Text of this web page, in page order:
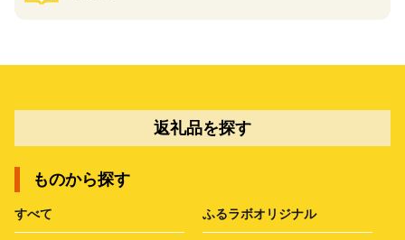
返礼品を探す
ものから探す
すべて ふるラボオリジナル